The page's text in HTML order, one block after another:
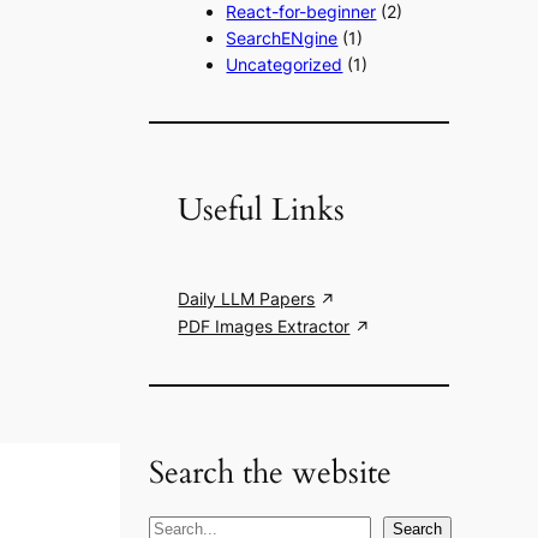
React-for-beginner (2)
SearchENgine (1)
Uncategorized (1)
Useful Links
Daily LLM Papers
PDF Images Extractor
Search the website
S
Search